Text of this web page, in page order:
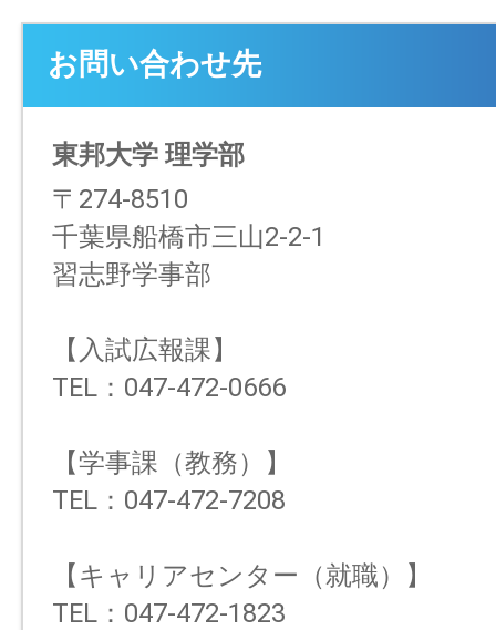
お問い合わせ先
東邦大学 理学部
〒274-8510
千葉県船橋市三山2-2-1
習志野学事部
【入試広報課】
TEL：047-472-0666
【学事課（教務）】
TEL：047-472-7208
【キャリアセンター（就職）】
TEL：047-472-1823